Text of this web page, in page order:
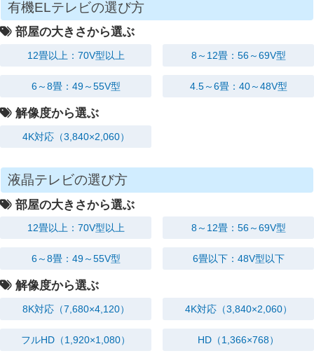
有機ELテレビの選び方
部屋の大きさから選ぶ
12畳以上：70V型以上 8～12畳：56～69V型
6～8畳：49～55V型 4.5～6畳：40～48V型
解像度から選ぶ
4K対応（3,840×2,060）
液晶テレビの選び方
部屋の大きさから選ぶ
12畳以上：70V型以上 8～12畳：56～69V型
6～8畳：49～55V型 6畳以下：48V型以下
解像度から選ぶ
8K対応（7,680×4,120） 4K対応（3,840×2,060）
フルHD （1,920×1,080） HD （1,366×768）